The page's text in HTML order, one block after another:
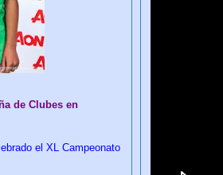
de Clubes en
el XL Campeonato